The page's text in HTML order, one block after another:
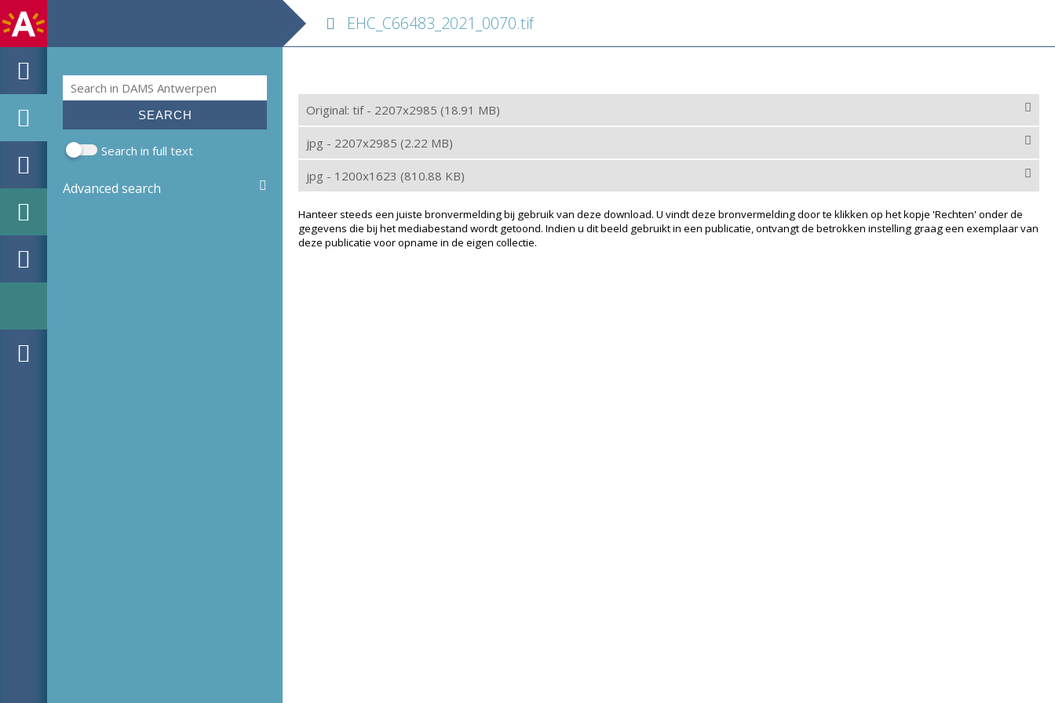
Search form
Search
Search in full text
Advanced search
EHC_C66483_2021_0070.tif
Original: tif - 2207x2985 (18.91 MB)
jpg - 2207x2985 (2.22 MB)
jpg - 1200x1623 (810.88 KB)
Hanteer steeds een juiste bronvermelding bij gebruik van deze download. U vindt deze bronvermelding door te klikken op het kopje 'Rechten' onder de
gegevens die bij het mediabestand wordt getoond. Indien u dit beeld gebruikt in een publicatie, ontvangt de betrokken instelling graag een exemplaar van
deze publicatie voor opname in de eigen collectie.